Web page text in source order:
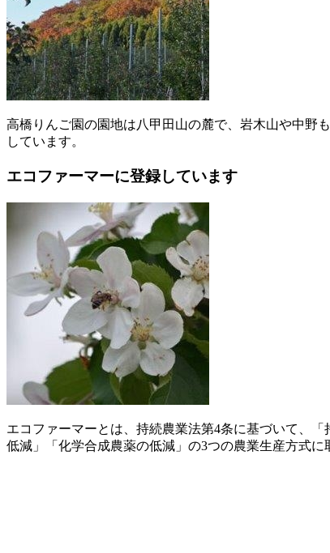
高橋りんご園の園地は八甲田山の麓で、岩木山や中野
しています。
エコファーマーに登録しています
エコファーマーとは、持続農業法第4条に基づいて、
低減」「化学合成農薬の低減」の3つの農業生産方式